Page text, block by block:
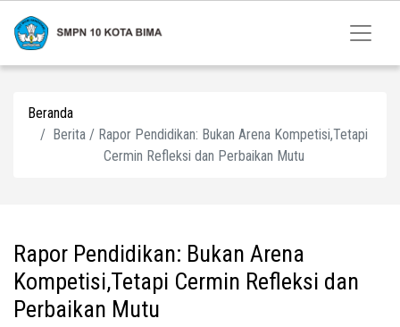
Beranda
Berita / Rapor Pendidikan: Bukan Arena Kompetisi,Tetapi
Cermin Refleksi dan Perbaikan Mutu
Rapor Pendidikan: Bukan Arena
Kompetisi,Tetapi Cermin Refleksi dan
Perbaikan Mutu